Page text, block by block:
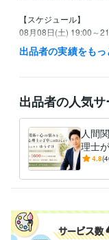
【スケジュール】
08月08日(土) 19:00～
08月09日(日) 19:00～
※ 以上、大まかな予定で
※ 時間は変更する可能性
経験職種
ライフスタイル・そ
職歴
精神科クリニック
私設相談室 2012年3
受賞歴
出品者の実績をもっ
出品者の人気
人間
理士
カウ
4.8